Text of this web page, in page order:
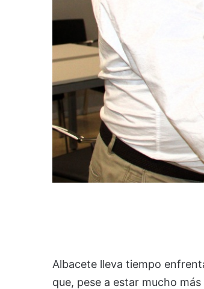
Albacete lleva tiempo
que, pese a estar mucho